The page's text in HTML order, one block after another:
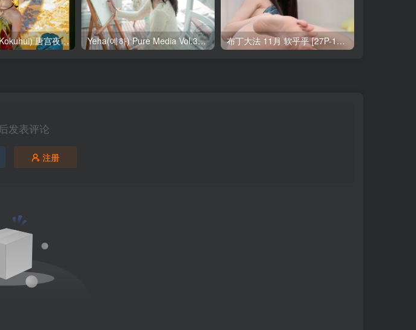
玉汇(yuuhui&Kokuhui) 唐宫夜宴 [136P-1.47GB] Yeha(예하) Pure Media Vol.321 Your Majesty [119P-145MB] 布丁大法 11月 软乎乎 [27P-1V-121MB]
发表评论
注册